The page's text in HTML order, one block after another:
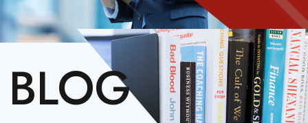
CONSULTANTS
JOB SEEKERS
CLIENT
BLOG
詐欺警告
勤務地
BLOG